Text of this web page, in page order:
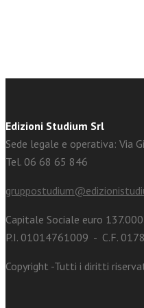
Edizioni Studium Srl
Sede legale e operativa: Via
Tel. 06 68 65 846
Capitale Sociale euro
P.I. 01014761009 - C.F.
Copyright -Tutti i diritti